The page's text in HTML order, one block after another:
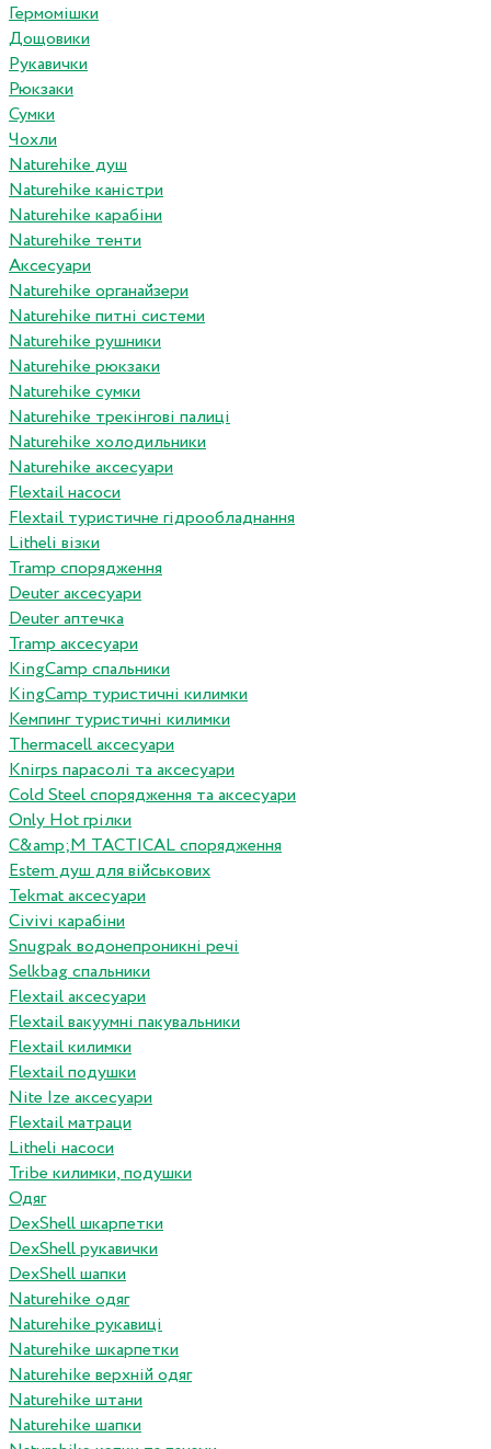
Гермомішки
Дощовики
Рукавички
Рюкзаки
Сумки
Чохли
Naturehike душ
Naturehike каністри
Naturehike карабіни
Naturehike тенти
Аксесуари
Naturehike органайзери
Naturehike питні системи
Naturehike рушники
Naturehike рюкзаки
Naturehike сумки
Naturehike трекінгові палиці
Naturehike холодильники
Naturehike аксесуари
Flextail насоси
Flextail туристичне гідрообладнання
Litheli візки
Tramp спорядження
Deuter аксесуари
Deuter аптечка
Tramp аксесуари
KingCamp спальники
KingCamp туристичні килимки
Кемпинг туристичні килимки
Thermacell аксесуари
Knirps парасолі та аксесуари
Cold Steel спорядження та аксесуари
Only Hot грілки
C&amp;M TACTICAL спорядження
Estem душ для військових
Tekmat аксесуари
Сivivi карабіни
Snugpak водонепроникні речі
Selkbag спальники
Flextail аксесуари
Flextail вакуумні пакувальники
Flextail килимки
Flextail подушки
Nite Ize аксесуари
Flextail матраци
Litheli насоси
Tribe килимки, подушки
Одяг
DexShell шкарпетки
DexShell рукавички
DexShell шапки
Naturehike одяг
Naturehike рукавиці
Naturehike шкарпетки
Naturehike верхній одяг
Naturehike штани
Naturehike шапки